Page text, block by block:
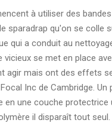
à utiliser des
sparadrap qu'on se colle
qui a conduit au
vicieux se met en place
agir mais ont des effets
Inc de Cambridge.
en une couche
il disparaît tout